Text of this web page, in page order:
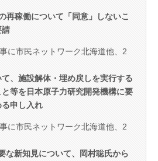
再稼働について「同意」しないこ
請
に市民ネットワーク北海道他、2
、施設解体・埋め戻しを実行する
等を日本原子力研究開発機構に要
申し入れ
に市民ネットワーク北海道他、2
な新知見について、岡村聡氏から